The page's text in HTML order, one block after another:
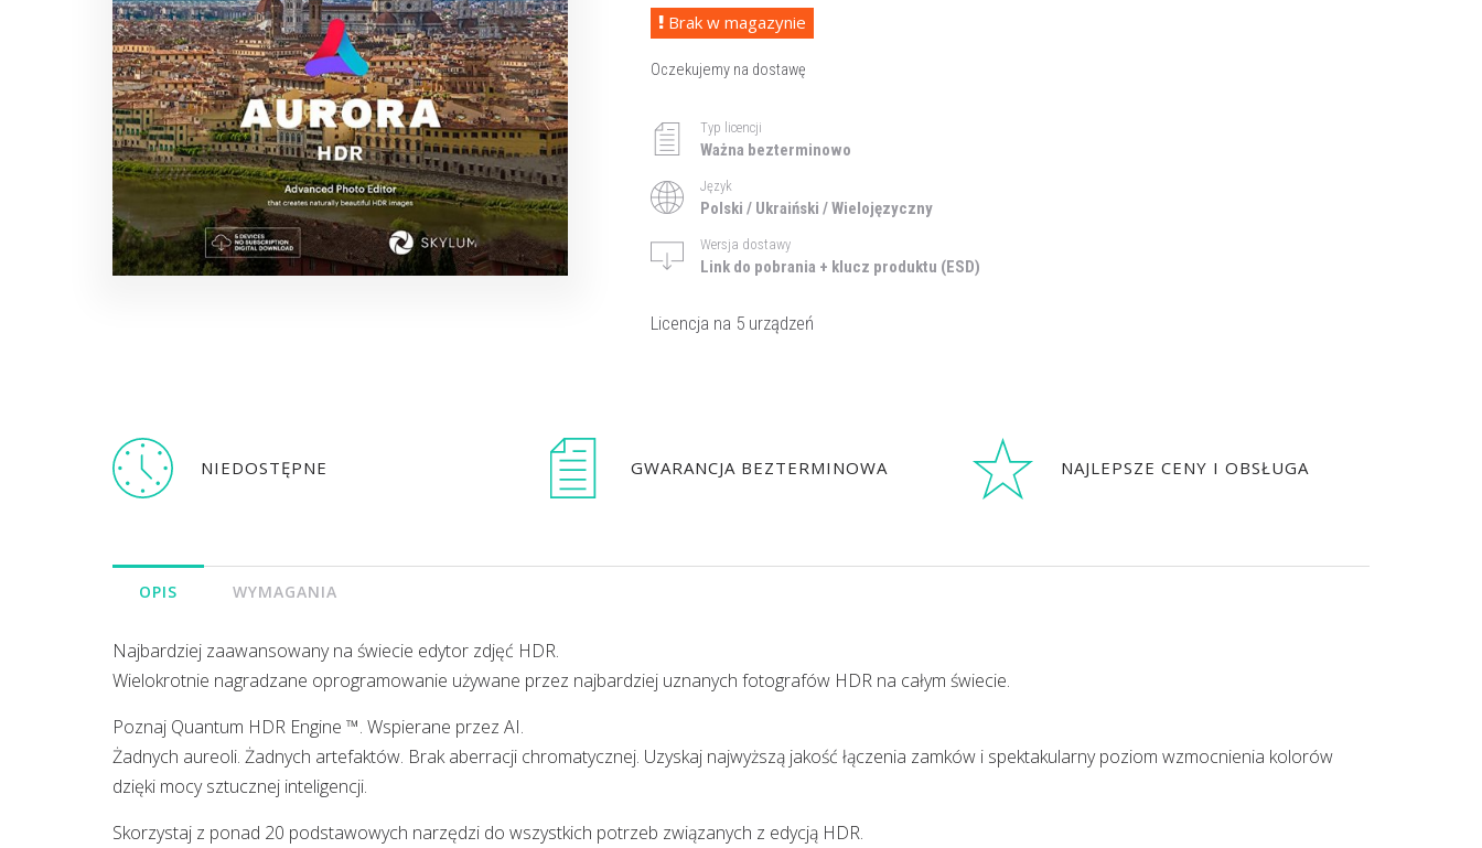
Brak w magazynie
Oczekujemy na dostawę
Typ licencji
Ważna bezterminowo
Język
Polski / Ukraiński / Wielojęzyczny
Wersja dostawy
Link do pobrania + klucz produktu (ESD)
Licencja na 5 urządzeń
NIEDOSTĘPNE GWARANCJA BEZTERMINOWA NAJLEPSZE CENY I OBSŁUGA
OPIS WYMAGANIA
Najbardziej zaawansowany na świecie edytor zdjęć HDR.
Wielokrotnie nagradzane oprogramowanie używane przez najbardziej uznanych fotografów HDR na całym świecie.
Poznaj Quantum HDR Engine ™. Wspierane przez AI.
Żadnych aureoli. Żadnych artefaktów. Brak aberracji chromatycznej. Uzyskaj najwyższą jakość łączenia zamków i spektakularny poziom wzmocnienia kolorów
dzięki mocy sztucznej inteligencji.
Skorzystaj z ponad 20 podstawowych narzędzi do wszystkich potrzeb związanych z edycją HDR.